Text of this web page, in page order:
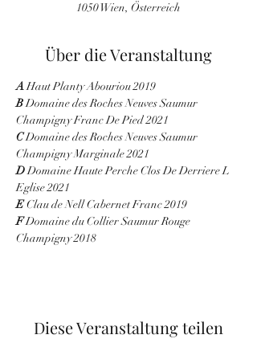
1050 Wien, Österreich
Über die Veranstaltung
A Haut Planty Abouriou 2019
B Domaine des Roches Neuves Saumur
Champigny Franc De Pied 2021
C Domaine des Roches Neuves Saumur
Champigny Marginale 2021
D Domaine Haute Perche Clos De Derriere L
Eglise 2021
E Clau de Nell Cabernet Franc 2019
F Domaine du Collier Saumur Rouge
Champigny 2018
Diese Veranstaltung teilen